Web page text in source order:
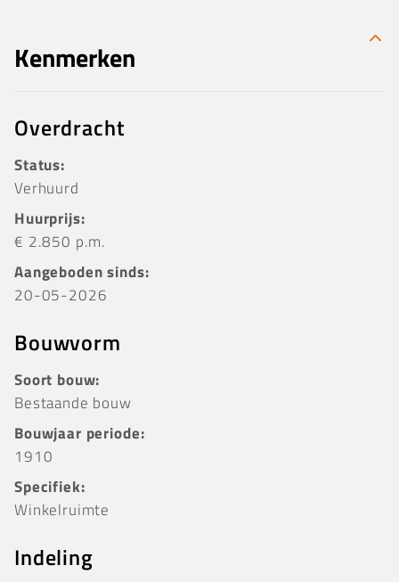
Kenmerken
Overdracht
Status:
Verhuurd
Huurprijs:
€ 2.850 p.m.
Aangeboden sinds:
20-05-2026
Bouwvorm
Soort bouw:
Bestaande bouw
Bouwjaar periode:
1910
Specifiek:
Winkelruimte
Indeling